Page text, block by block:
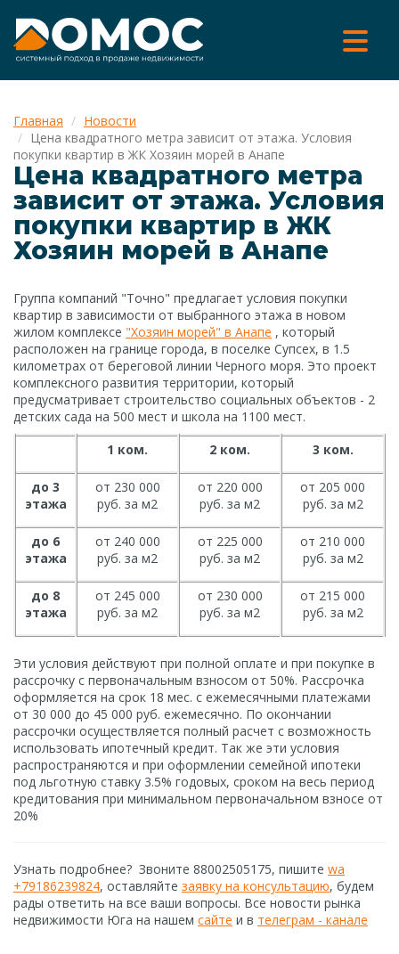
Главная
Новости
Цена квадратного метра зависит от этажа. Условия
покупки квартир в ЖК Хозяин морей в Анапе
Цена квадратного метра
зависит от этажа. Условия
покупки квартир в ЖК
Хозяин морей в Анапе
Группа компаний "Точно" предлагает условия покупки
квартир в зависимости от выбранного этажа в новом
жилом комплексе "Хозяин морей" в Анапе , который
расположен на границе города, в поселке Супсех, в 1.5
километрах от береговой линии Черного моря. Это проект
комплексного развития территории, который
предусматривает строительство социальных объектов - 2
детских сада на 500 мест и школа на 1100 мест.
1 ком.
2 ком. 3 ком.
до 3
этажа
от 230 000
руб. за м2
от 220 000
руб. за м2
от 205 000
руб. за м2
до 6
этажа
от 240 000
руб. за м2
от 225 000
руб. за м2
от 210 000
руб. за м2
до 8
этажа
от 245 000
руб. за м2
от 230 000
руб. за м2
от 215 000
руб. за м2
Эти условия действуют при полной оплате и при покупке в
рассрочку с первоначальным взносом от 50%. Рассрочка
оформляется на срок 18 мес. с ежемесячными платежами
от 30 000 до 45 000 руб. ежемесячно. По окончании
рассрочки осуществляется полный расчет с возможность
использовать ипотечный кредит. Так же эти условия
распространяются и при оформлении семейной ипотеки
под льготную ставку 3.5% годовых, сроком на весь период
кредитования при минимальном первоначальном взносе от
20%
Узнать подробнее? Звоните 88002505175, пишите wa
+79186239824, оставляйте заявку на консультацию, будем
рады ответить на все ваши вопросы. Все новости рынка
недвижимости Юга на нашем сайте и в телеграм - канале